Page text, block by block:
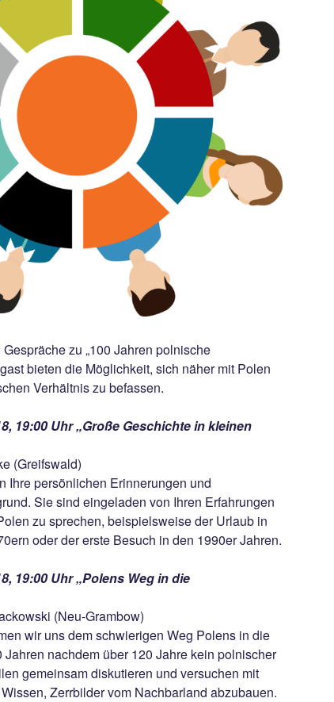
zu „100 Jahren polnische
bieten die Möglichkeit, sich näher mit Polen
Verhältnis zu befassen.
19:00 Uhr „Große Geschichte in kleinen
(Greifswald)
Ihre persönlichen Erinnerungen und
Sie sind eingeladen von Ihren Erfahrungen
zu sprechen, beispielsweise der Urlaub in
oder der erste Besuch in den 1990er Jahren.
19:00 Uhr „Polens Weg in die
(Neu-Grambow)
wir uns dem schwierigen Weg Polens in die
nachdem über 120 Jahre kein polnischer
gemeinsam diskutieren und versuchen mit
Zerrbilder vom Nachbarland abzubauen.